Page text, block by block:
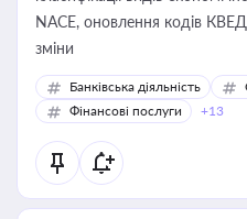
NACE, оновлення кодів
зміни
Банківська діяльність
Фінансові послуги
+13